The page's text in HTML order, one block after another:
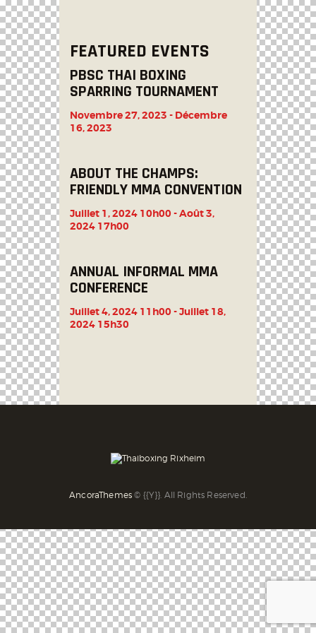
FEATURED EVENTS
PBSC THAI BOXING
SPARRING TOURNAMENT
Novembre 27, 2023 - Décembre
16, 2023
ABOUT THE CHAMPS:
FRIENDLY MMA CONVENTION
Juillet 1, 2024 10h00 -Août 3,
2024 17h00
ANNUAL INFORMAL MMA
CONFERENCE
Juillet 4, 2024 11h00 -Juillet 18,
2024 15h30
AncoraThemes © {{Y}}. All Rights Reserved.